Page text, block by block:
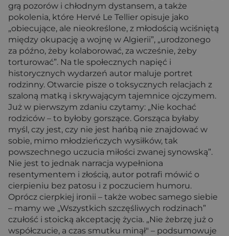
grą pozorów i chłodnym dystansem, a także
pokolenia, które Hervé Le Tellier opisuje jako
„obiecujące, ale nieokreślone, z młodością wciśniętą
między okupację a wojnę w Algierii”, „urodzonego
za późno, żeby kolaborować, za wcześnie, żeby
torturować”. Na tle społecznych napięć i
historycznych wydarzeń autor maluje portret
rodzinny. Otwarcie pisze o toksycznych relacjach z
szaloną matką i skrywającym tajemnice ojczymem.
Już w pierwszym zdaniu czytamy: „Nie kochać
rodziców – to byłoby gorszące. Gorsząca byłaby
myśl, czy jest, czy nie jest hańbą nie znajdować w
sobie, mimo młodzieńczych wysiłków, tak
powszechnego uczucia miłości zwanej synowską”.
Nie jest to jednak narracja wypełniona
resentymentem i złością, autor potrafi mówić o
cierpieniu bez patosu i z poczuciem humoru.
Oprócz cierpkiej ironii – także wobec samego siebie
– mamy we „Wszystkich szczęśliwych rodzinach”
czułość i stoicką akceptację życia. „Nie żebrzę już o
współczucie, a czas smutku minął" – podsumowuje